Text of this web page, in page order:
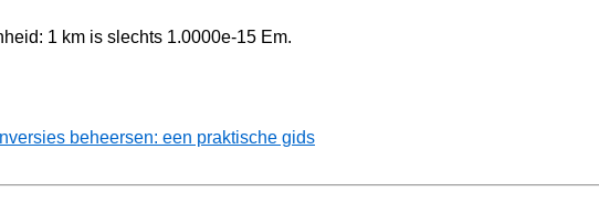
1 km is slechts 1.0000e-15 Em.
beheersen: een praktische gids